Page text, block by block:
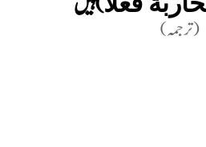
فعلا
)ترجمہ(